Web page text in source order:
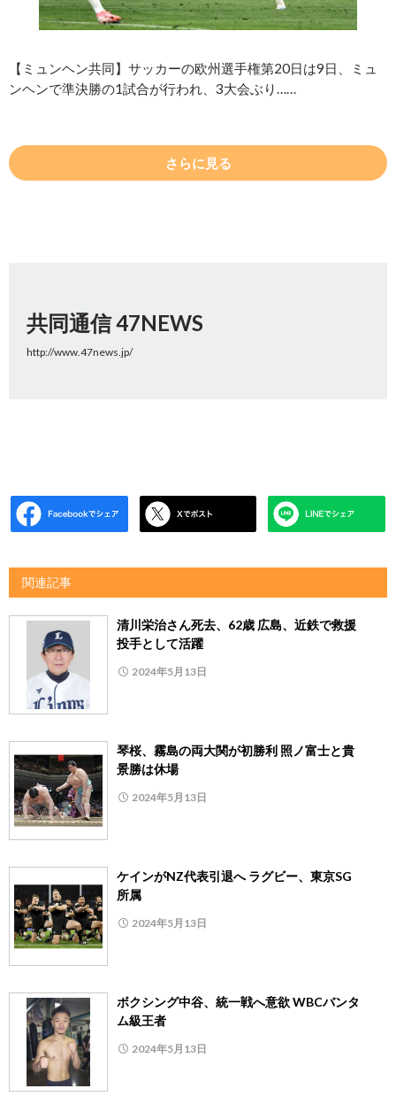
【ミュンヘン共同】サッカーの欧州選手権第20日は9日、ミュ
ンヘンで準決勝の1試合が行われ、3大会ぶり……
さらに見る
共同通信 47NEWS
http://www.47news.jp/
関連記事
清川栄治さん死去、62歳 広島、近鉄で救援
投手として活躍
2024年5月13日
琴桜、霧島の両大関が初勝利 照ノ富士と貴
景勝は休場
2024年5月13日
ケインがNZ代表引退へ ラグビー、東京SG
所属
2024年5月13日
ボクシング中谷、統一戦へ意欲 WBCバンタ
ム級王者
2024年5月13日